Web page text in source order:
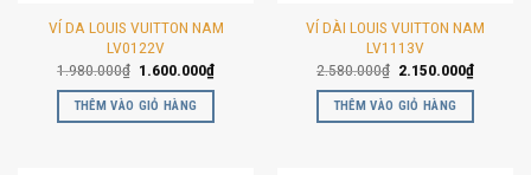
VÍ DA LOUIS VUITTON NAM
LV0122V
1.980.000₫ Giá
là:
1.980.000₫.
1.600.000₫Giá
1.600.000₫.
THÊM VÀO GIỎ HÀNG
VÍ DÀI LOUIS VUITTON NAM
LV1113V
2.580.000₫ Giá
là:
2.580.000₫.
2.150.000₫Giá
THÊM VÀO GIỎ HÀNG